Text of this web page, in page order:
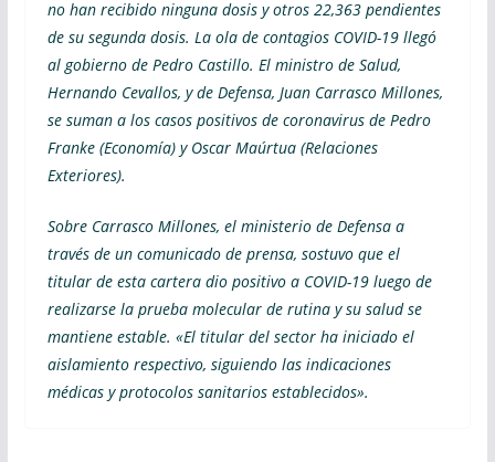
no han recibido ninguna dosis y otros 22,363 pendientes
de su segunda dosis. La ola de contagios COVID-19 llegó
al gobierno de Pedro Castillo. El ministro de Salud,
Hernando Cevallos, y de Defensa, Juan Carrasco Millones,
se suman a los casos positivos de coronavirus de Pedro
Franke (Economía) y Oscar Maúrtua (Relaciones
Exteriores).
Sobre Carrasco Millones, el ministerio de Defensa a
través de un comunicado de prensa, sostuvo que el
titular de esta cartera dio positivo a COVID-19 luego de
realizarse la prueba molecular de rutina y su salud se
mantiene estable. «El titular del sector ha iniciado el
aislamiento respectivo, siguiendo las indicaciones
médicas y protocolos sanitarios establecidos».